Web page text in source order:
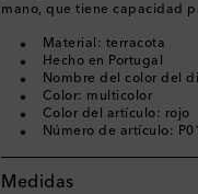
mano, que tiene capacidad
Material: terracota
Hecho en Portugal
Nombre del color del
Color: multicolor
Color del artículo: rojo
Número de artículo:
Medidas